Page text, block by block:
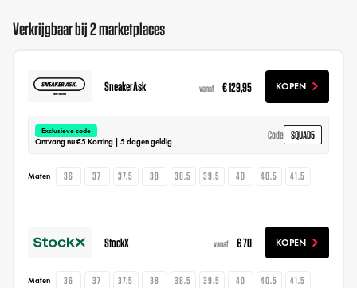
Verkrijgbaar bij 2 marketplaces
SneakerAsk vanaf € 129,95 KOPEN
Exclusieve code
Ontvang nu €5 Korting | 5 dagen geldig
Code SQUAD5
Maten 36 37 37.5 38 38.5 39.5 40 40.5 41.5
StockX vanaf € 70 KOPEN
Maten 36 37 37.5 38 38.5 39.5 40 40.5 41.5